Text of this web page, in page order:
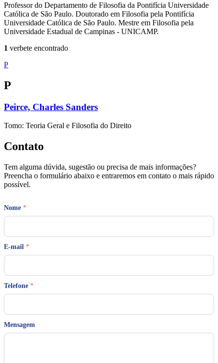
Professor do Departamento de Filosofia da Pontifícia Universidade
Católica de São Paulo. Doutorado em Filosofia pela Pontifícia
Universidade Católica de São Paulo. Mestre em Filosofia pela
Universidade Estadual de Campinas - UNICAMP.
1 verbete encontrado
P
P
Peirce, Charles Sanders
Tomo: Teoria Geral e Filosofia do Direito
Contato
Tem alguma dúvida, sugestão ou precisa de mais informações?
Preencha o formulário abaixo e entraremos em contato o mais rápido
possível.
Nome *
E-mail *
T
f
o
n
Telefone *
Mensagem